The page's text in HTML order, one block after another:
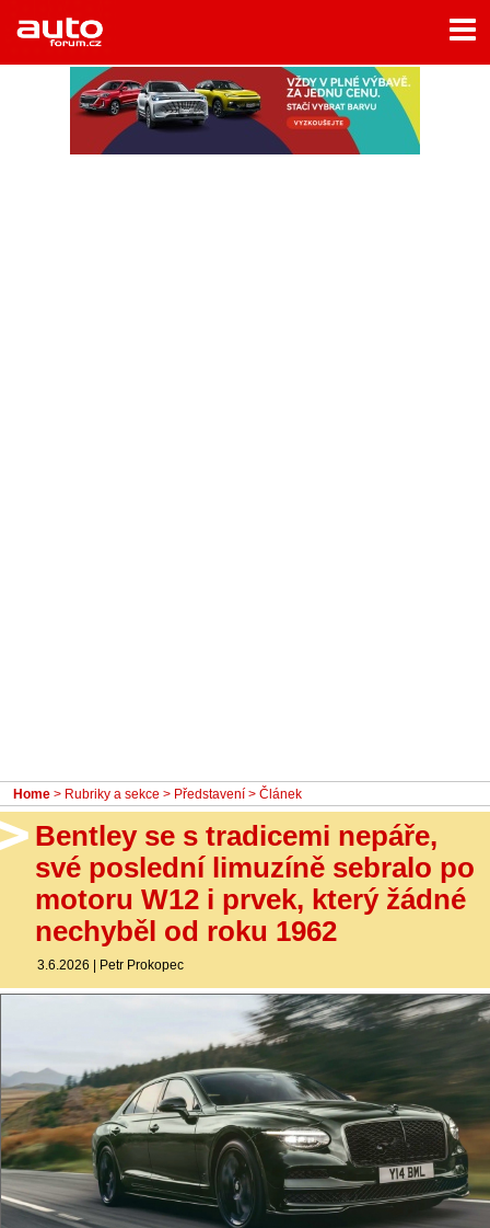
Home
Rubriky
- Testy aut
- Jízdní dojmy a další testy
Home > Rubriky a sekce > Představení > Článek
Bentley se s tradicemi nepáře,
své poslední limuzíně sebralo po
motoru W12 i prvek, který žádné
nechyběl od roku 1962
3.6.2026 | Petr Prokopec